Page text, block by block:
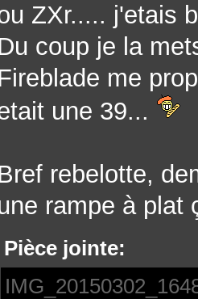
ZXr..... j'etais
coup je la
me
une 39...
rebelotte,
rampe à plat
Pièce jointe: